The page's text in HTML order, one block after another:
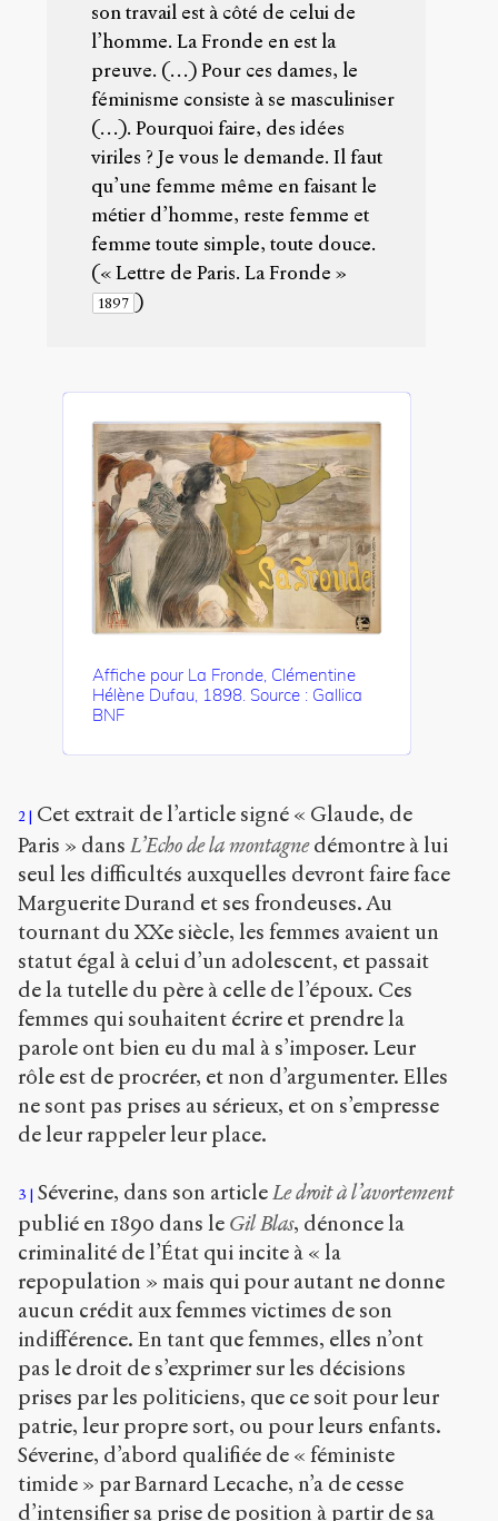
Accéder
version
son travail est à côté de celui de
l’homme. La Fronde en est la
preuve. (…) Pour ces dames, le
féminisme consiste à se masculiniser
(…). Pourquoi faire, des idées
viriles ? Je vous le demande. Il faut
qu’une femme même en faisant le
métier d’homme, reste femme et
femme toute simple, toute douce.
(« Lettre de Paris. La Fronde »
1897 )
Affiche pour La Fronde, Clémentine
Hélène Dufau, 1898. Source : Gallica
BNF
2
Cet extrait de l’article signé « Glaude, de
Paris » dans L’Echo de la montagnedémontre à lui
seul les difficultés auxquelles devront faire face
Marguerite Durand et ses frondeuses. Au
tournant du XXe siècle, les femmes avaient un
statut égal à celui d’un adolescent, et passait
de la tutelle du père à celle de l’époux. Ces
femmes qui souhaitent écrire et prendre la
parole ont bien eu du mal à s’imposer. Leur
rôle est de procréer, et non d’argumenter. Elles
ne sont pas prises au sérieux, et on s’empresse
de leur rappeler leur place.
3 Séverine, dans son articleLe droit à l’avortement
publié en 1890 dans le Gil Blas, dénonce la
criminalité de l’État qui incite à « la
repopulation » mais qui pour autant ne donne
aucun crédit aux femmes victimes de son
indifférence. En tant que femmes, elles n’ont
pas le droit de s’exprimer sur les décisions
prises par les politiciens, que ce soit pour leur
patrie, leur propre sort, ou pour leurs enfants.
Séverine, d’abord qualifiée de « féministe
timide » par Barnard Lecache, n’a de cesse
d’intensifier sa prise de position à partir de sa